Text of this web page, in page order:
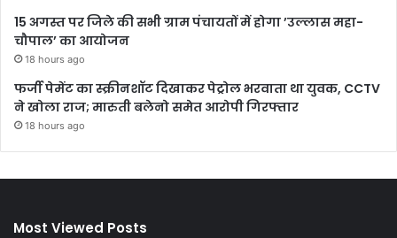
15 अगस्त पर जिले की सभी ग्राम पंचायतों में होगा ’उल्लास महा-
चौपाल’ का आयोजन
18 hours ago
फर्जी पेमेंट का स्क्रीनशॉट दिखाकर पेट्रोल भरवाता था युवक, CCTV
ने खोला राज; मारुती बलेनो समेत आरोपी गिरफ्तार
18 hours ago
Most Viewed Posts